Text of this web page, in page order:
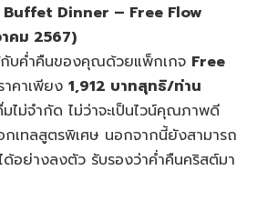
Dinner – Free Flow
คม 2567)
กับค่ำคืนของคุณด้วยแพ็กเกจ Free
าคาเพียง 1,912 บาทสุทธิ/ท่าน
ไม่จำกัด ไม่ว่าจะเป็นไวน์คุณภาพดี
กเทลสูตรพิเศษ นอกจากนี้ยังสามารถ
อย่างลงตัว รับรองว่าค่ำคืนคริสต์มา